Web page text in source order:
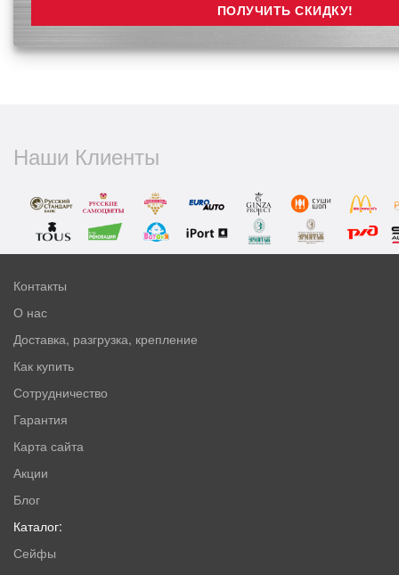
Наши Клиенты
Контакты
О нас
Доставка, разгрузка, крепление
Как купить
Сотрудничество
Гарантия
Карта сайта
Акции
Блог
Каталог:
Сейфы